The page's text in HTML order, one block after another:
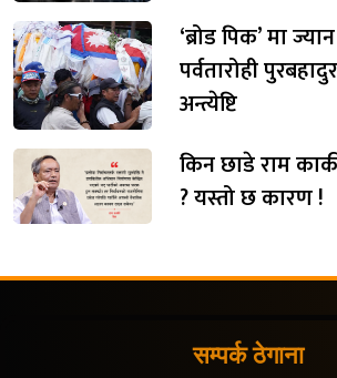
‘ब्रोड पिक’ मा
पर्वतारोही
अन्त्येष्टि
किन छाडे राम
? यस्तो छ कारण !
सम्पर्क ठेगाना